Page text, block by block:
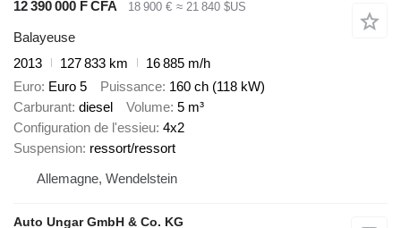
12 390 000 F CFA
18 900 € ≈ 21 840 $US
Balayeuse
2013
127 833 km
16 885 m/h
Euro Euro 5 Puissance 160 ch (118 kW)
Carburant diesel Volume 5 m³
Configuration de l'essieu 4x2
Suspension ressort/ressort
Allemagne, Wendelstein
Auto Ungar GmbH & Co. KG